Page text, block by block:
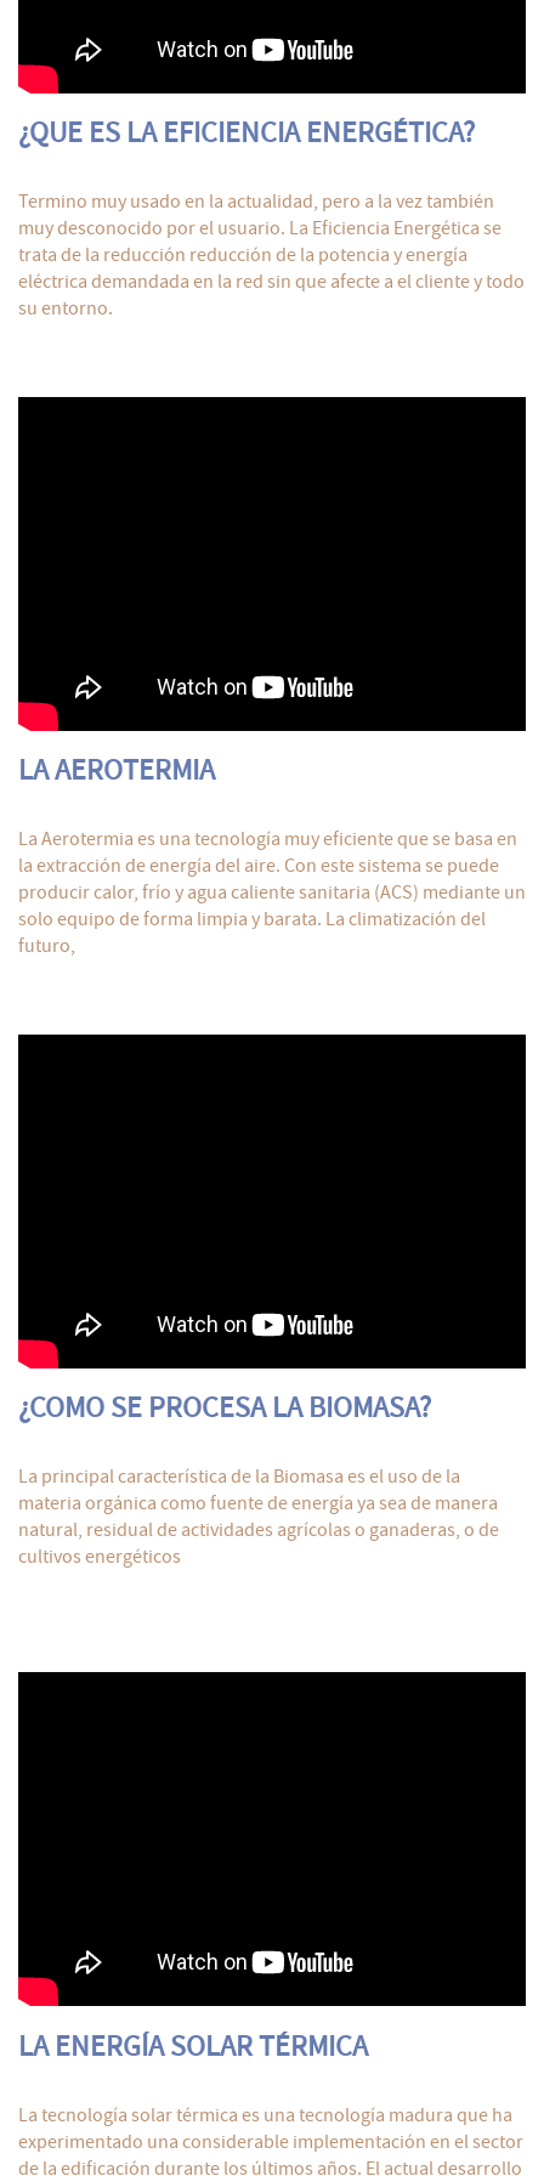
¿QUE ES LA EFICIENCIA ENERGÉTICA?
Termino muy usado en la actualidad, pero a la vez también
muy desconocido por el usuario. La Eficiencia Energética se
trata de la reducción reducción de la potencia y energía
eléctrica demandada en la red sin que afecte a el cliente y todo
su entorno.
LA AEROTERMIA
La Aerotermia es una tecnología muy eficiente que se basa en
la extracción de energía del aire. Con este sistema se puede
producir calor, frío y agua caliente sanitaria (ACS) mediante un
solo equipo de forma limpia y barata. La climatización del
futuro,
¿COMO SE PROCESA LA BIOMASA?
La principal característica de la Biomasa es el uso de la
materia orgánica como fuente de energía ya sea de manera
natural, residual de actividades agrícolas o ganaderas, o de
cultivos energéticos
LA ENERGÍA SOLAR TÉRMICA
La tecnología solar térmica es una tecnología madura que ha
experimentado una considerable implementación en el sector
de la edificación durante los últimos años. El actual desarrollo